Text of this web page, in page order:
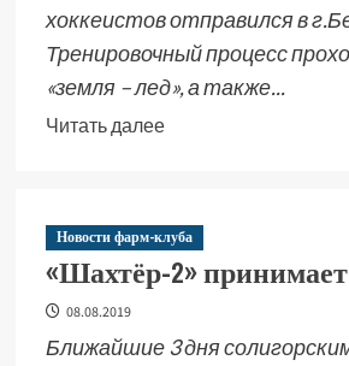
хоккеистов отправился в
Тренировочный процесс
«земля – лед», а также...
Читать далее
Новости фарм-клуба
«Шахтёр-2»
08.08.2019
Ближайшие 3 дня